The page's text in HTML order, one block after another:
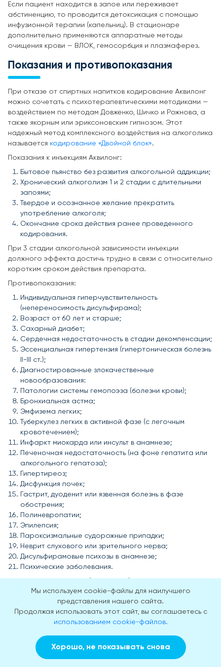
Если пациент находится в запое или переживает
абстиненцию, то проводится детоксикация с помощью
инфузионной терапии (капельниц). В стационаре
дополнительно применяются аппаратные методы
очищения крови — ВЛОК, гемосорбция и плазмаферез.
Показания и противопоказания
При отказе от спиртных напитков кодирование Аквилонг
можно сочетать с психотерапевтическими методиками —
воздействием по методам Довженко, Шичко и Рожнова, а
также якорным или эриксоновским гипнозом. Этот
надежный метод комплексного воздействия на алкоголика
называется кодирование «Двойной блок».
Показания к инъекциям Аквилонг:
Бытовое пьянство без развития алкогольной аддикции;
Хронический алкоголизм 1 и 2 стадии с длительными
запоями;
Твердое и осознанное желание прекратить
употребление алкоголя;
Окончание срока действия ранее проведенного
кодирования.
При 3 стадии алкогольной зависимости инъекции
должного эффекта достичь трудно в связи с относительно
коротким сроком действия препарата.
Противопоказания:
Индивидуальная гиперчувствительность
(непереносимость дисульфирама);
Возраст от 60 лет и старше;
Сахарный диабет;
Сердечная недостаточность в стадии декомпенсации;
Эссенциальная гипертензия (гипертоническая болезнь
II-III ст.);
Диагностированные злокачественные
новообразования:
Патологии системы гемопоэза (болезни крови);
Бронхиальная астма;
Эмфизема легких;
Туберкулез легких в активной фазе (с легочным
кровотечением);
Инфаркт миокарда или инсульт в анамнезе;
Печеночная недостаточность (на фоне гепатита или
алкогольного гепатоза);
Гипертиреоз;
Дисфункция почек;
Гастрит, дуоденит или язвенная болезнь в фазе
обострения;
Полиневропатии;
Эпилепсия;
Пароксизмальные судорожные припадки;
Неврит слухового или зрительного нерва;
Дисульфирамовые психозы в анамнезе;
Психические заболевания.
относятся период гестации и грудного вскармливания и
воспалительные заболевания органов ЖКТ в стадии
ремиссии. Медикаментозное кодирование от алкоголя не
проводится пациентам младше 18 лет.
После введения препарата на основе дисульфирама
возможны побочные эффекты — кратковременное
повышение температуры до субфебрильных значений и
Мы используем cookie-файлы для наилучшего
представления нашего сайта.
Продолжая использовать этот сайт, вы соглашаетесь с
использованием cookie-файлов.
Хорошо, не показывать снова
Заказать звонок Вызвать врача на дом